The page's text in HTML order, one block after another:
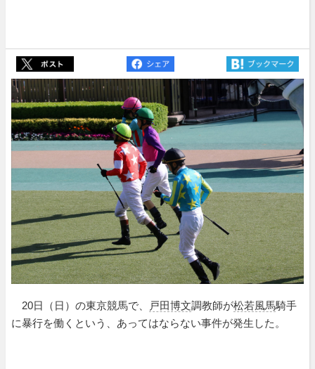
20日（日）の東京競馬で、 戸田博文調教師が松若風馬騎手
に暴行を働くという、あってはならない事件が発生した。